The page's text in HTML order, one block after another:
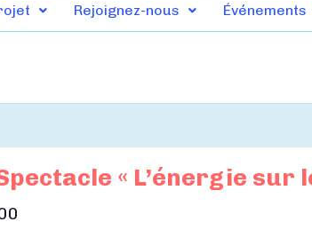
Rejoignez-nous Événements
« L’énergie sur